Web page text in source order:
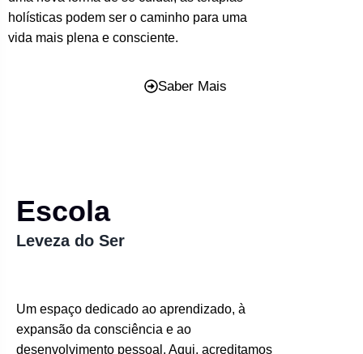
holísticas podem ser o caminho para uma
vida mais plena e consciente.
Saber Mais
Escola
Leveza do Ser
Um espaço dedicado ao aprendizado, à
expansão da consciência e ao
desenvolvimento pessoal. Aqui, acreditamos